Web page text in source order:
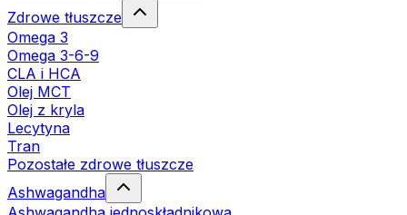
Zdrowe tłuszcze
Omega 3
Omega 3-6-9
CLA i HCA
Olej MCT
Olej z kryla
Lecytyna
Tran
Pozostałe zdrowe tłuszcze
Ashwagandha